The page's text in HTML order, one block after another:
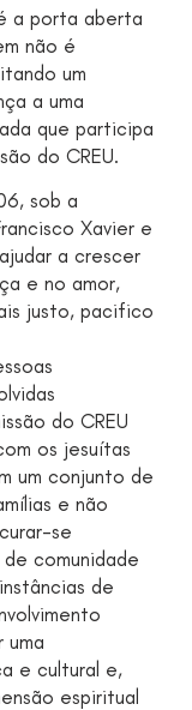
a porta aberta
não é
um
a uma
que participa
do CREU.
sob a
Xavier e
a crescer
e no amor,
justo, pacifico
do CREU
os jesuítas
um conjunto de
e não
se
comunidade
de
uma
e cultural e,
espiritual